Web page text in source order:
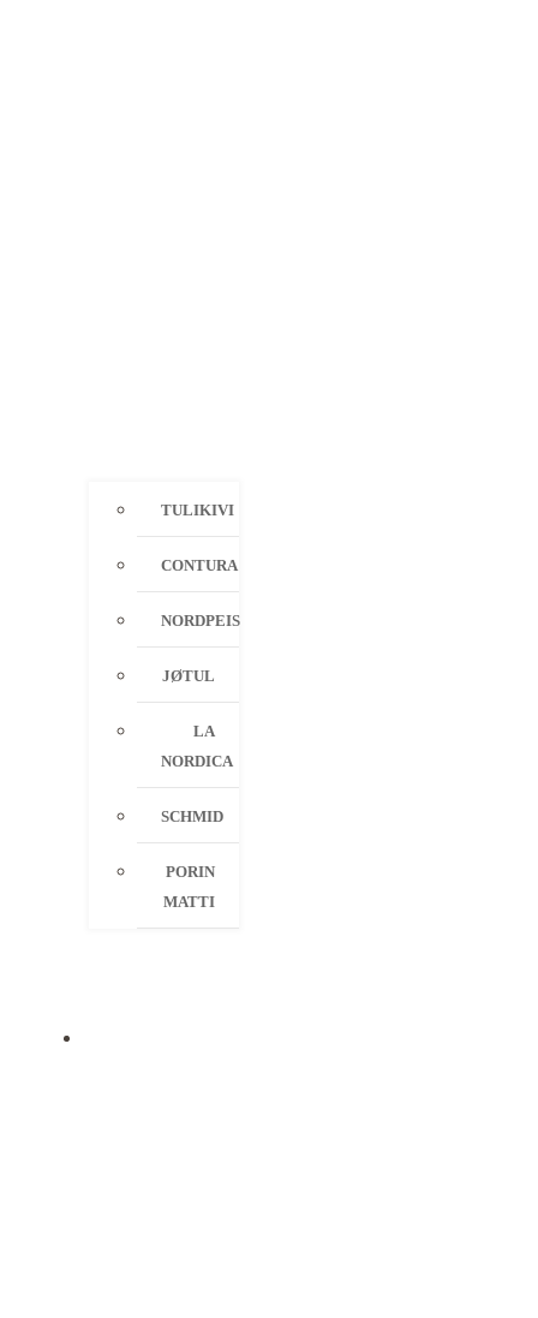
TULIKIVI
CONTURA
NORDPEIS
JØTUL
LA
NORDICA
SCHMID
PORIN
MATTI